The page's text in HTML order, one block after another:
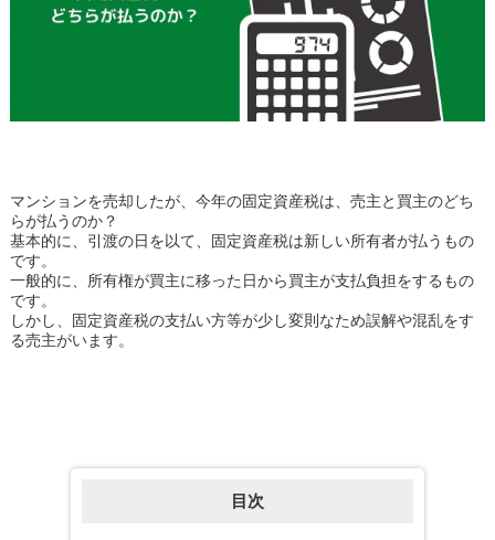
マンションを売却したが、今年の固定資産税は、売主と買主のどち
らが払うのか？
基本的に、引渡の日を以て、固定資産税は新しい所有者が払うもの
です。
一般的に、所有権が買主に移った日から買主が支払負担をするもの
です。
しかし、固定資産税の支払い方等が少し変則なため誤解や混乱をす
る売主がいます。
目次